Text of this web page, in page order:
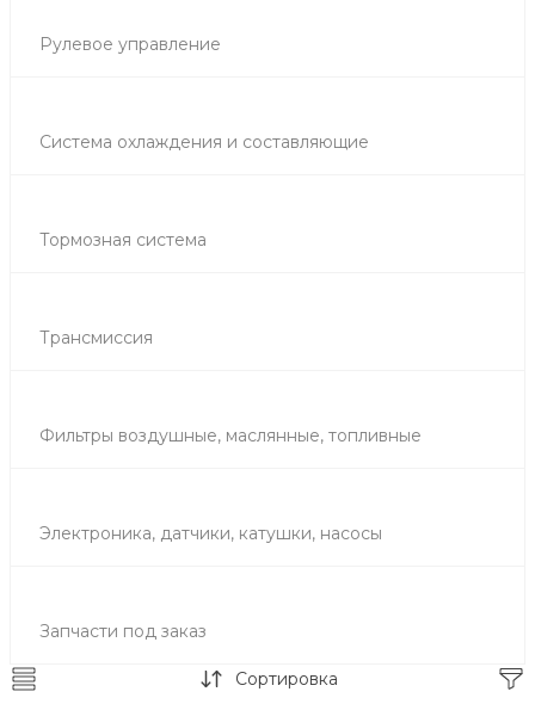
Рулевое управление
Система охлаждения и составляющие
Тормозная система
Трансмиссия
Фильтры воздушные, маслянные, топливные
Электроника, датчики, катушки, насосы
Запчасти под заказ
Сортировка